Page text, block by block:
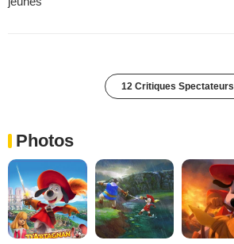
12 Critiques Spectateurs
Photos